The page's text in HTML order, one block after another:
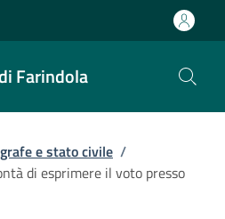
Farindola
e stato civile /
di esprimere il voto presso